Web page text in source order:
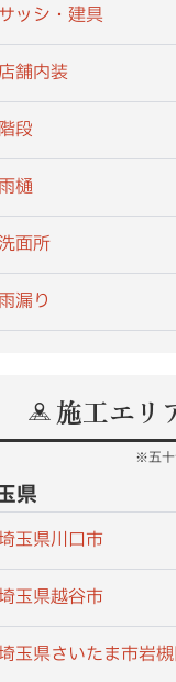
サッシ・建具
舗内装
階段
樋
面所
漏り
施工エリ
※五十
県
玉県川口市
玉県越谷市
玉県さいたま市岩